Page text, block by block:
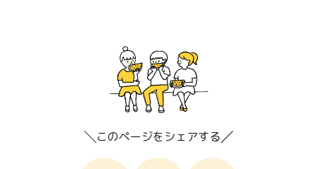
このページをシェアする